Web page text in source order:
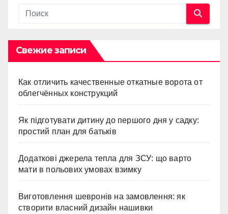
Свежие записи
Как отличить качественные откатные ворота от
облегчённых конструкций
Як підготувати дитину до першого дня у садку:
простий план для батьків
Додаткові джерела тепла для ЗСУ: що варто
мати в польових умовах взимку
Виготовлення шевронів на замовлення: як
створити власний дизайн нашивки